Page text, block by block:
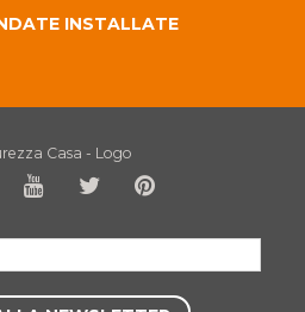
INSTALLATE